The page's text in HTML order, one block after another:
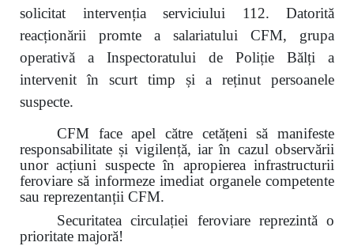
solicitat intervenția serviciului 112. Datorită
reacționării promte a salariatului CFM, grupa
operativă a Inspectoratului de Poliție Bălți a
intervenit în scurt timp și a reținut persoanele
suspecte.
CFM face apel către cetățeni să manifeste
responsabilitate și vigilență, iar în cazul observării
unor acțiuni suspecte în apropierea infrastructurii
feroviare să informeze imediat organele competente
sau reprezentanții CFM.
Securitatea circulației feroviare reprezintă o
prioritate majoră!